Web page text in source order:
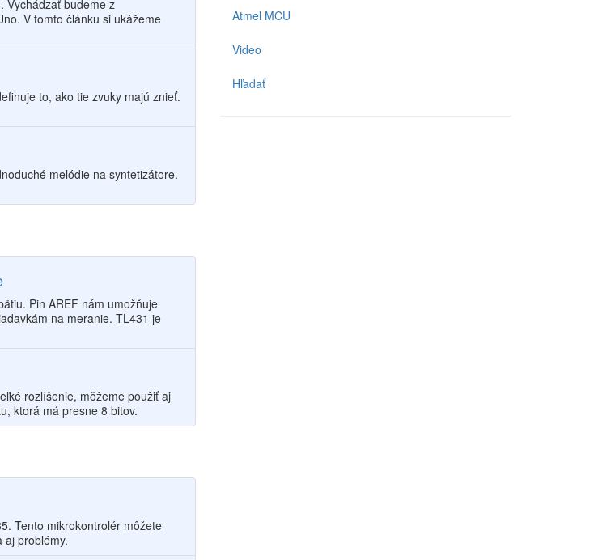
Vychádzať budeme z
V tomto článku si ukážeme
to, ako tie zvuky majú znieť.
melódie na syntetizátore.
Pin AREF nám umožňuje
na meranie. TL431 je
rozlíšenie, môžeme použiť aj
ktorá má presne 8 bitov.
Tento mikrokontrolér môžete
aj problémy.
Atmel MCU
Video
Hľadať